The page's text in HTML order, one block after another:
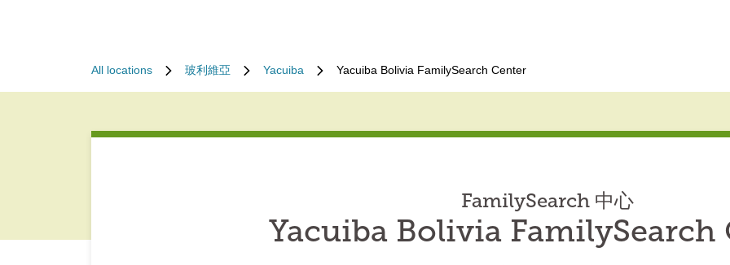
All locations 玻利維亞 Yacuiba Yacuiba Bolivia FamilySearch Center
FamilySearch 中心
Yacuiba Bolivia FamilySearch